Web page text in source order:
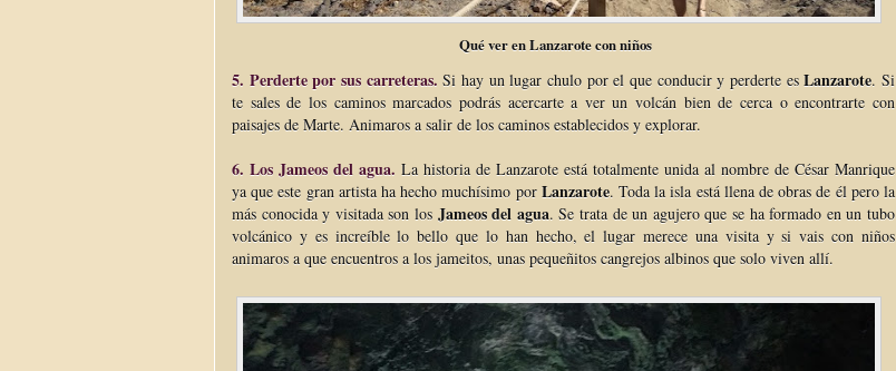
Qué ver en Lanzarote con niños
5. Perderte por sus carreteras. Si hay un lugar chulo por el que conducir y perderte esLanzarote. Si
te sales de los caminos marcados podrás acercarte a ver un volcán bien de cerca o encontrarte con
paisajes de Marte. Animaros a salir de los caminos establecidos y explorar.
6. Los Jameos del agua. La historia de Lanzarote está totalmente unida al nombre de César Manrique
ya que este gran artista ha hecho muchísimo porLanzarote. Toda la isla está llena de obras de él pero la
más conocida y visitada son los Jameos del agua. Se trata de un agujero que se ha formado en un tubo
volcánico y es increíble lo bello que lo han hecho, el lugar merece una visita y si vais con niños
animaros a que encuentros a los jameitos, unas pequeñitos cangrejos albinos que solo viven allí.